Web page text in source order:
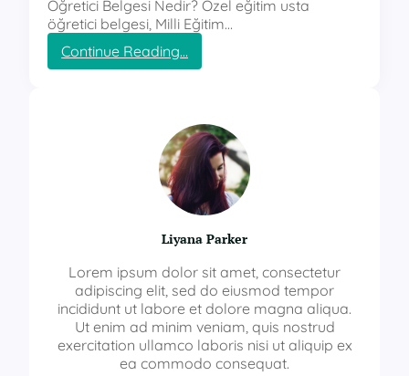
Öğretici Belgesi Nedir? Özel eğitim usta
öğretici belgesi, Milli Eğitim…
Continue Reading…
ö
l
e
ğ
i
t
i
m
s
t
a
ö
ğ
r
Liyana Parker
Lorem ipsum dolor sit amet, consectetur
adipiscing elit, sed do eiusmod tempor
incididunt ut labore et dolore magna aliqua.
Ut enim ad minim veniam, quis nostrud
exercitation ullamco laboris nisi ut aliquip ex
ea commodo consequat.